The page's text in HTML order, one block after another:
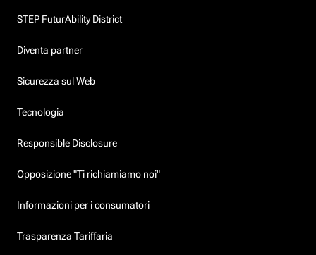
STEP FuturAbility District
Diventa partner
Sicurezza sul Web
Tecnologia
Responsible Disclosure
Opposizione "Ti richiamiamo noi"
Informazioni per i consumatori
Trasparenza Tariffaria